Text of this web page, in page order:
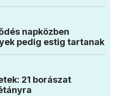
napközben
pedig estig tartanak
21 borászat